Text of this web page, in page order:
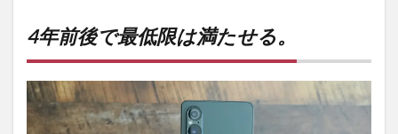
4年前後で最低限は満たせる。